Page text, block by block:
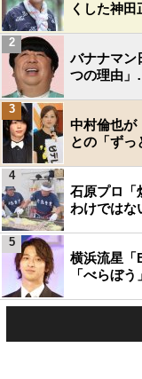
くした神
バナナマン
つの理由」
2
中村倫也が
との「ずっ
3
石原プロ「
わけではな
4
横浜流星「
「べらぼ
5